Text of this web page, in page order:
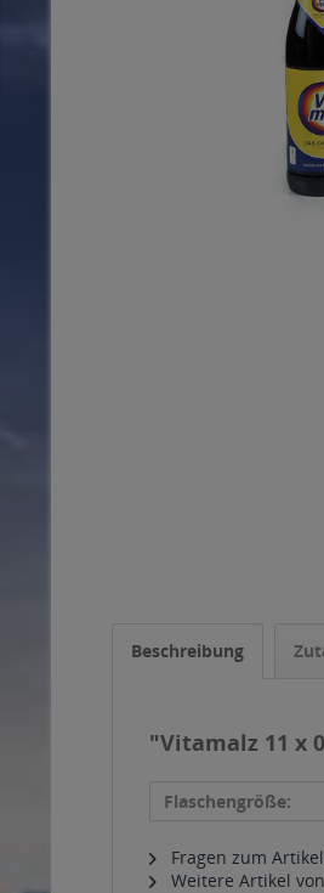
Beschreibung
"Vitamalz 11 x
Flaschengröße:
Fragen zum
Weitere Artikel